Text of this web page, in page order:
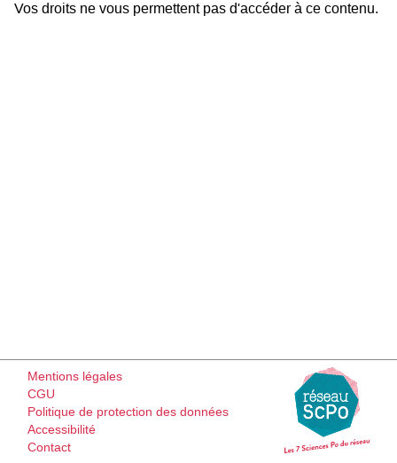
Vos droits ne vous permettent pas d'accéder à ce contenu.
Mentions légales
CGU
Politique de protection des données
Accessibilité
Contact